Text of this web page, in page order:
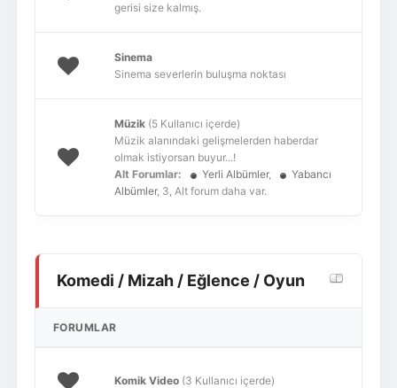
gerisi size kalmış.
Sinema
Sinema severlerin buluşma noktası
Müzik (5 Kullanıcı içerde)
Müzik alanındaki gelişmelerden haberdar
olmak istiyorsan buyur...!
Alt Forumlar:
Yerli Albümler,
Yabancı
Albümler, 3, Alt forum daha var.
Komedi / Mizah / Eğlence / Oyun
FORUMLAR
Komik Video (3 Kullanıcı içerde)